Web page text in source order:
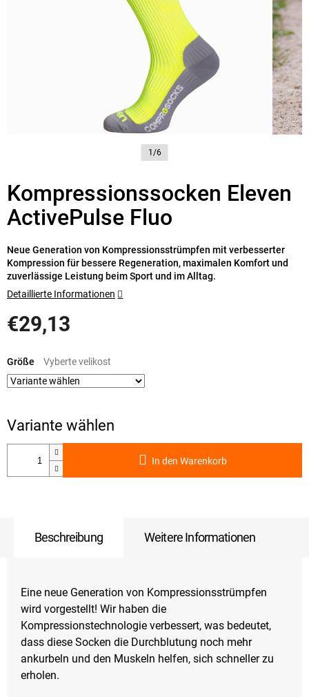
1/6
Kompressionssocken Eleven
ActivePulse Fluo
€29,13
Größe
In den Warenkorb
Neue Generation von Kompressionsstrümpfen mit verbesserter
Kompression für bessere Regeneration, maximalen Komfort und
zuverlässige Leistung beim Sport und im Alltag.
Detaillierte Informationen
Beschreibung Weitere Informationen
Eine neue Generation von Kompressionsstrümpfen
wird vorgestellt! Wir haben die
Kompressionstechnologie verbessert, was bedeutet,
dass diese Socken die Durchblutung noch mehr
ankurbeln und den Muskeln helfen, sich schneller zu
erholen.